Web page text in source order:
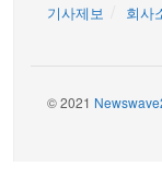
기사제보 회사
© 2021